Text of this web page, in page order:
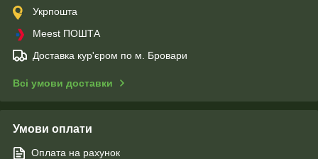
Укрпошта
Meest ПОШТА
Доставка кур'єром по м. Бровари
Всі умови доставки
Умови оплати
Оплата на рахунок